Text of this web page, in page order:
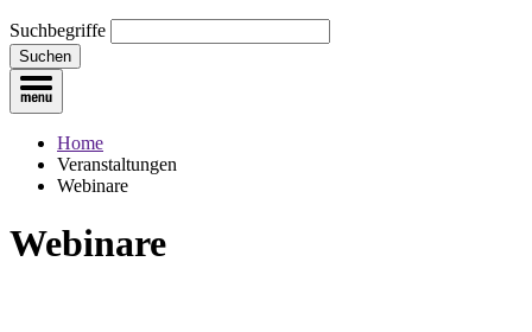
Suchbegriffe
Suchen
Home
Veranstaltungen
Webinare
Webinare